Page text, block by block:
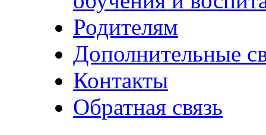
Родителям
Дополнительные
Контакты
Обратная связь